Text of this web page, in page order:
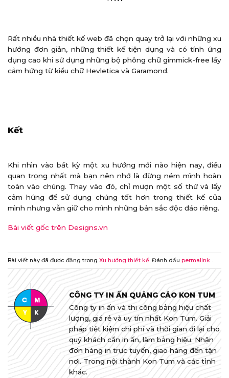
Rất nhiều nhà thiết kế web đã chọn quay trở lại với những xu
hướng đơn giản, những thiết kế tiện dụng và có tính ứng
dụng cao khi sử dụng những bộ phông chữ gimmick-free lấy
cảm hứng từ kiểu chữ Hevletica và Garamond.
Kết
Khi nhìn vào bất kỳ một xu hướng mới nào hiện nay, điều
quan trọng nhất mà bạn nên nhớ là đừng ném mình hoàn
toàn vào chúng. Thay vào đó, chỉ mượn một số thứ và lấy
cảm hứng để sử dụng chúng tốt hơn trong thiết kế của
mình nhưng vẫn giữ cho mình những bản sắc độc đáo riêng.
Bài viết gốc trên Designs.vn
Bài viết này đã được đăng trong Xu hướng thiết kế. Đánh dấu permalink .
CÔNG TY IN ẤN QUẢNG CÁO KON TUM
Công ty in ấn và thi công bảng hiệu chất
lượng, giá rẻ và uy tín nhất Kon Tum. Giải
pháp tiết kiệm chi phí và thời gian đi lại cho
quý khách cần in ấn, làm bảng hiệu. Nhận
đơn hàng in trực tuyến, giao hàng đến tận
nơi. Trong nội thành Kon Tum và các tỉnh
khác.